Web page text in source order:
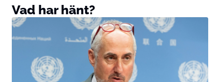
Vad har hänt?